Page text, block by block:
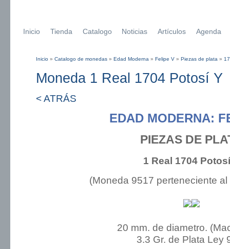
Inicio Tienda Catalogo Noticias Artículos Agenda
Inicio » Catalogo de monedas » Edad Moderna » Felipe V » Piezas de plata »
Moneda 1 Real 1704 Potosí Y
< ATRÁS
EDAD MODERNA:
PIEZAS DE
1 Real 1704
(Moneda 9517 perteneciente al
20 mm. de diametro.
3.3 Gr. de Plata Ley